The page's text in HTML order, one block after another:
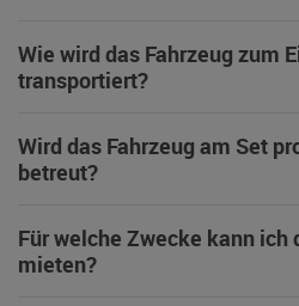
Wie wird das Fahrzeug zum
transportiert?
Wird das Fahrzeug am Set
betreut?
Für welche Zwecke kann ich
mieten?